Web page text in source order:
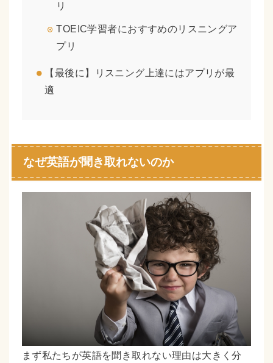
リ
TOEIC学習者におすすめのリスニングア
プリ
【最後に】リスニング上達にはアプリが最
適
なぜ英語が聞き取れないのか
まず私たちが英語を聞き取れない理由は大きく分